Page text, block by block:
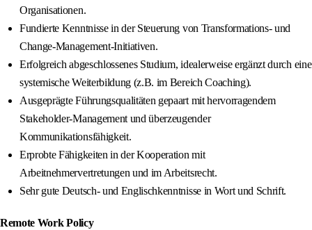
Organisationen.
Fundierte Kenntnisse in der Steuerung von Transformations- und
Change-Management-Initiativen.
Erfolgreich abgeschlossenes Studium, idealerweise ergänzt durch eine
systemische Weiterbildung (z.B. im Bereich Coaching).
Ausgeprägte Führungsqualitäten gepaart mit hervorragendem
Stakeholder-Management und überzeugender
Kommunikationsfähigkeit.
Erprobte Fähigkeiten in der Kooperation mit
Arbeitnehmervertretungen und im Arbeitsrecht.
Sehr gute Deutsch- und Englischkenntnisse in Wort und Schrift.
Remote Work Policy